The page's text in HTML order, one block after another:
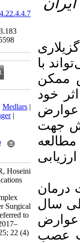
Clinical trials code:
Download citation:
BibTeX | | EndNote
ProCite
Reference
Send citation to:
Mendeley
Karimian Kelishadrokhi
S H. Incidence of
Associated with
Zygomaticomaxillary
Fractures Before and
Intervention in Patients
Velayat Hospital, Rasht
2023). J Res Dent Sci